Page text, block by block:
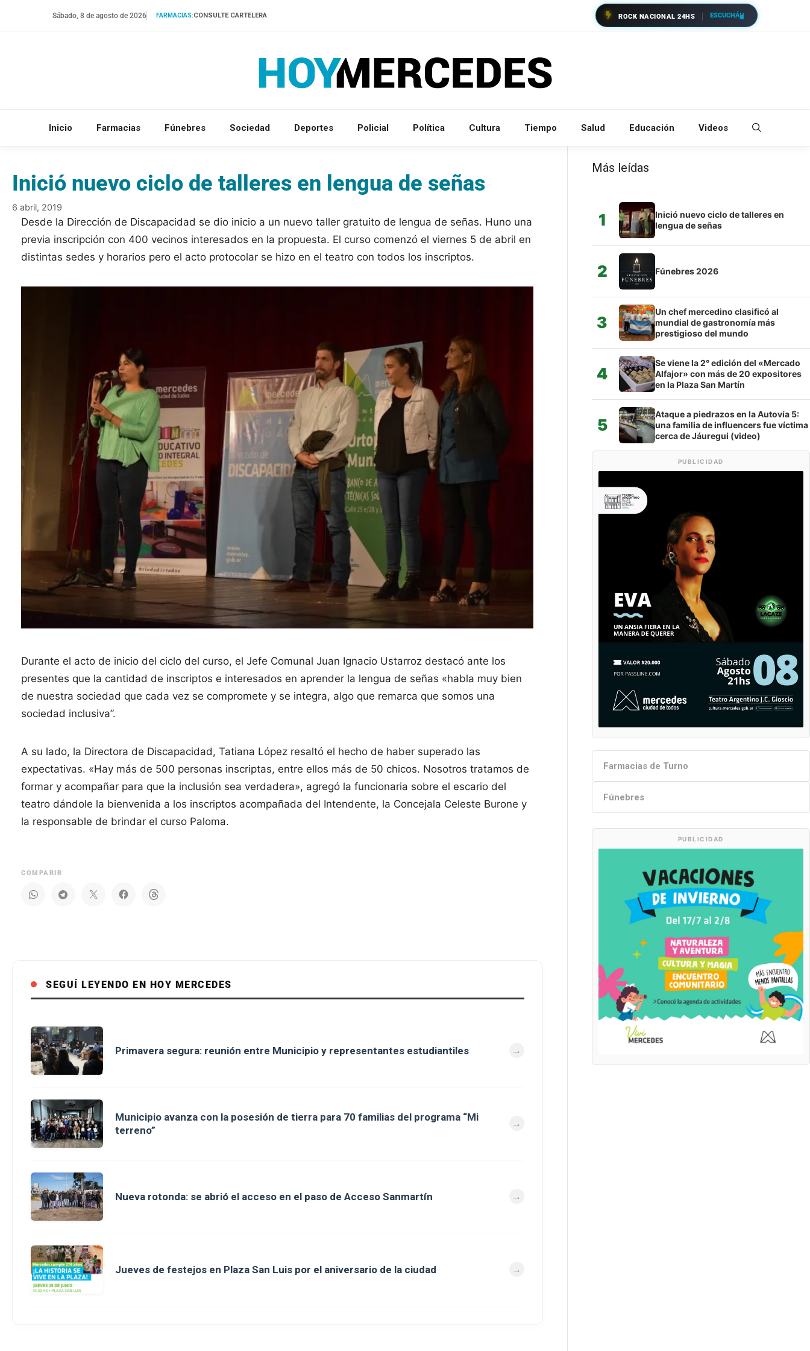
Sábado, 8 de agosto de 2026 FARMACIAS:CONSULTE CARTELERA ROCK NACIONAL 24HS ESCUCHÁ
Inicio Farmacias Fúnebres Sociedad Deportes Policial Política Cultura Tiempo Salud Educación Videos
Inició nuevo ciclo de talleres en lengua de señas
6 abril, 2019
Desde la Dirección de Discapacidad se dio inicio a un nuevo taller gratuito de lengua de señas. Huno una
previa inscripción con 400 vecinos interesados en la propuesta. El curso comenzó el viernes 5 de abril en
distintas sedes y horarios pero el acto protocolar se hizo en el teatro con todos los inscriptos.
Durante el acto de inicio del ciclo del curso, el Jefe Comunal Juan Ignacio Ustarroz destacó ante los
presentes que la cantidad de inscriptos e interesados en aprender la lengua de señas «habla muy bien
de nuestra sociedad que cada vez se compromete y se integra, algo que remarca que somos una
sociedad inclusiva”.
A su lado, la Directora de Discapacidad, Tatiana López resaltó el hecho de haber superado las
expectativas. «Hay más de 500 personas inscriptas, entre ellos más de 50 chicos. Nosotros tratamos de
formar y acompañar para que la inclusión sea verdadera», agregó la funcionaria sobre el escario del
teatro dándole la bienvenida a los inscriptos acompañada del Intendente, la Concejala Celeste Burone y
la responsable de brindar el curso Paloma.
COMPARIR
SEGUÍ LEYENDO EN HOY MERCEDES
Primavera segura: reunión entre Municipio y representantes estudiantiles
Municipio avanza con la posesión de tierra para 70 familias del programa “Mi
terreno”
Nueva rotonda: se abrió el acceso en el paso de Acceso Sanmartín
Jueves de festejos en Plaza San Luis por el aniversario de la ciudad
Más leídas
1
Inició nuevo ciclo de talleres en
lengua de señas
2 Fúnebres 2026
3
Un chef mercedino clasificó al
mundial de gastronomía más
prestigioso del mundo
4
Se viene la 2° edición del «Mercado
Alfajor» con más de 20 expositores
en la Plaza San Martín
5
Ataque a piedrazos en la Autovía 5:
una familia de influencers fue víctima
cerca de Jáuregui (video)
PUBLICIDAD
Farmacias de Turno
Fúnebres
PUBLICIDAD